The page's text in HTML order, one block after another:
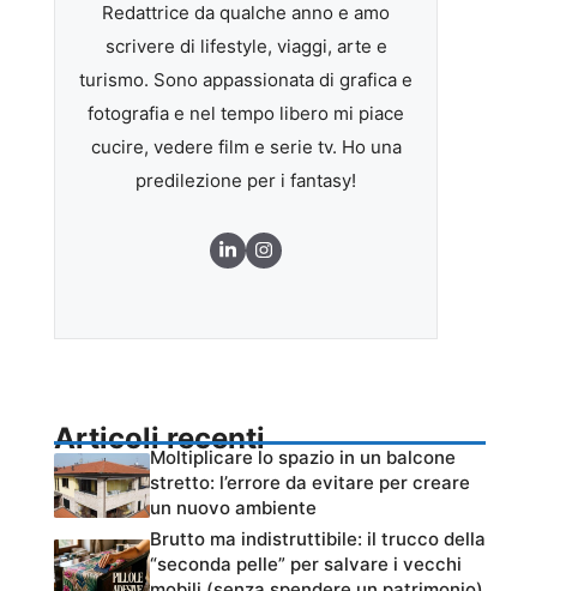
Redattrice da qualche anno e amo
scrivere di lifestyle, viaggi, arte e
turismo. Sono appassionata di grafica e
fotografia e nel tempo libero mi piace
cucire, vedere film e serie tv. Ho una
predilezione per i fantasy!
Articoli recenti
Moltiplicare lo spazio in un balcone
stretto: l’errore da evitare per creare
un nuovo ambiente
Brutto ma indistruttibile: il trucco della
“seconda pelle” per salvare i vecchi